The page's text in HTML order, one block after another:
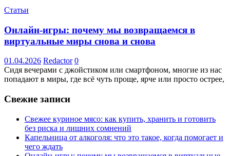
Статьи
Онлайн-игры: почему мы возвращаемся в
виртуальные миры снова и снова
01.04.2026 Redactor 0
Сидя вечерами с джойстиком или смартфоном, многие из нас
попадают в миры, где всё чуть проще, ярче или просто острее,
Свежие записи
Свежее куриное мясо: как купить, хранить и готовить
без риска и лишних сомнений
Капельница от алкоголя: что это такое, когда помогает и
чего ждать